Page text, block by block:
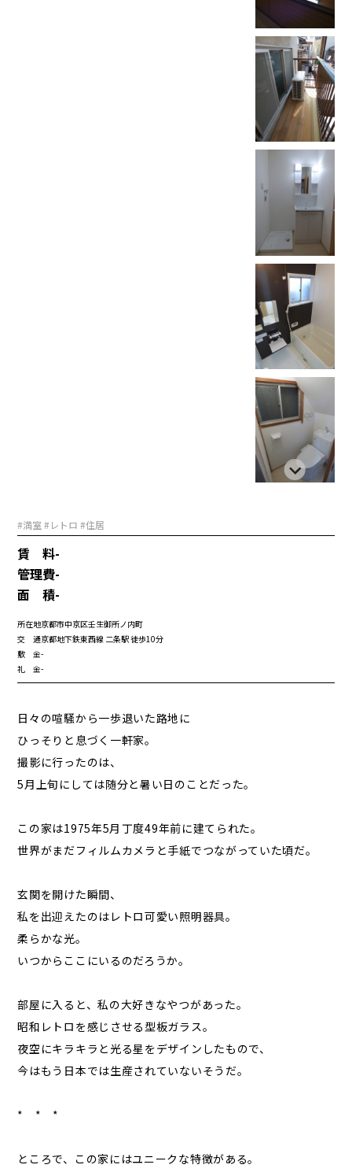
#満室 #レトロ #住居
賃 料-
管理費-
面 積-
所在地京都市中京区壬生御所ノ内町
交 通京都地下鉄東西線 二条駅 徒歩10分
敷 金-
礼 金-
日々の喧騒から一歩退いた路地に
ひっそりと息づく一軒家。
撮影に行ったのは、
5月上旬にしては随分と暑い日のことだった。
この家は1975年5月――丁度49年前に建てられた。
世界がまだフィルムカメラと手紙でつながっていた頃だ。
玄関を開けた瞬間、
私を出迎えたのはレトロ可愛い照明器具。
柔らかな光。
いつからここにいるのだろうか。
部屋に入ると、私の大好きなやつがあった。
昭和レトロを感じさせる型板ガラス。
夜空にキラキラと光る星をデザインしたもので、
今はもう日本では生産されていないそうだ。
* * *
ところで、この家にはユニークな特徴がある。